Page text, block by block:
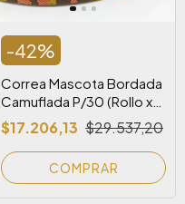
-42%
Correa Mascota Bordada
Camuflada P/30 (Rollo x
25 m)
$17.206,13 $29.537,20
COMPRAR